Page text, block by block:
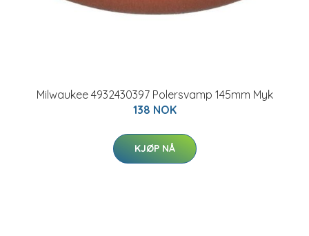
Milwaukee 4932430397 Polersvamp 145mm Myk
138 NOK
KJØP NÅ